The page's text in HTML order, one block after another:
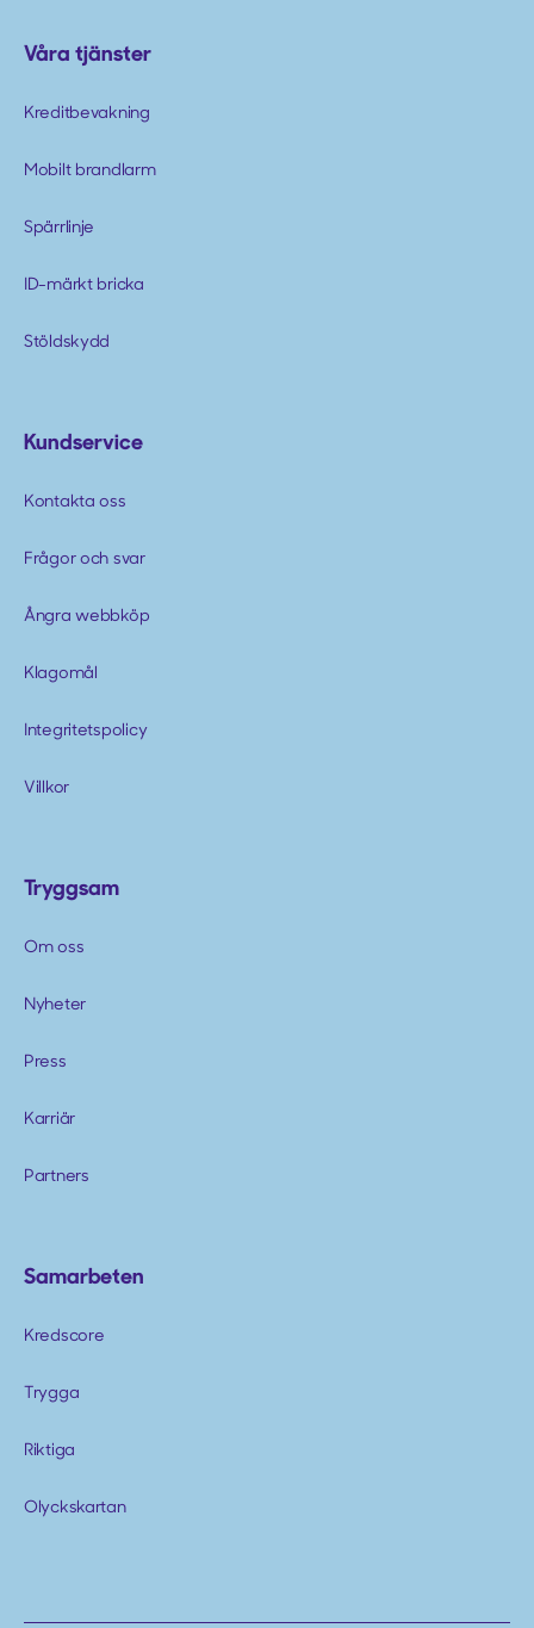
Våra tjänster
Kreditbevakning
Mobilt brandlarm
Spärrlinje
ID-märkt bricka
Stöldskydd
Kundservice
Kontakta oss
Frågor och svar
Ångra webbköp
Klagomål
Integritetspolicy
Villkor
Tryggsam
Om oss
Nyheter
Press
Karriär
Partners
Samarbeten
Kredscore
Trygga
Riktiga
Olyckskartan